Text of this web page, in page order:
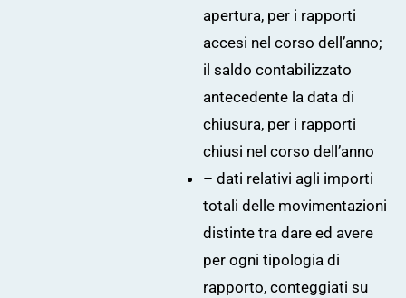
apertura, per i rapporti
accesi nel corso dell’anno;
il saldo contabilizzato
antecedente la data di
chiusura, per i rapporti
chiusi nel corso dell’anno
– dati relativi agli importi
totali delle movimentazioni
distinte tra dare ed avere
per ogni tipologia di
rapporto, conteggiati su